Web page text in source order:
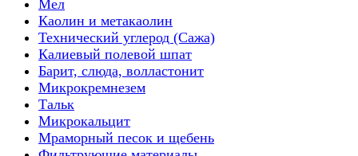
Мел
Каолин и метакаолин
Технический углерод (Сажа)
Калиевый полевой шпат
Барит, слюда, волластонит
Микрокремнезем
Тальк
Микрокальцит
Мраморный песок и щебень